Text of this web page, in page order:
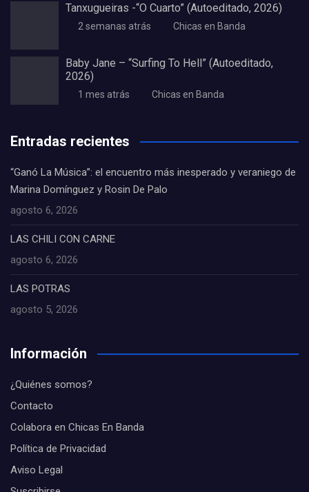
Tanxugueiras -“O Cuarto” (Autoeditado, 2026)
2 semanas atrás Chicas en Banda
Baby Jane – “Surfing To Hell” (Autoeditado,
2026)
1 mes atrás Chicas en Banda
Entradas recientes
“Ganó La Música”: el encuentro más inesperado y veraniego de
Marina Domínguez y Rosin De Palo
agosto 6, 2026
LAS CHILI CON CARNE
agosto 6, 2026
LAS POTRAS
agosto 5, 2026
Información
¿Quiénes somos?
Contacto
Colabora en Chicas En Banda
Política de Privacidad
Aviso Legal